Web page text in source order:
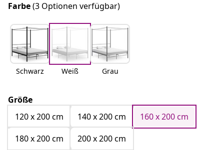
Farbe(3 Optionen verfügbar)
Schwarz Weiß Grau
Größe
120 x 200 cm
140 x 200 cm
160 x 200 cm
180 x 200 cm
200 x 200 cm